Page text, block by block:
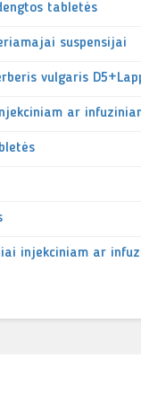
tabletės
suspensijai
vulgaris
ar
injekciniam ar